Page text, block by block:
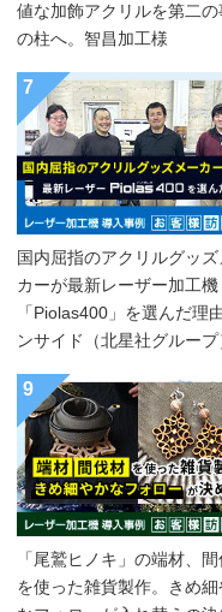
値な加飾アクリルを第二の
の柱へ。智昌加工様
7
国内屈指のアクリルグッズ
カーが最新レーザー加工機
「Piolas400」を選んだ理
ンサイド（北星社グループ
9
「尾鷲ヒノキ」の端材、
を使った雑貨製作。きめ